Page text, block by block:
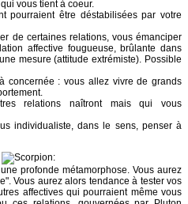
vous tient à coeur.
pourraient être déstabilisées par votre
de certaines relations, vous émanciper
affective fougueuse, brûlante dans
mesure (attitude extrémiste). Possible
concernée : vous allez vivre de grands
relations naîtront mais qui vous
individualiste, dans le sens, penser à
:
profonde métamorphose. Vous aurez
Vous aurez alors tendance à tester vos
affectives qui pourraient même vous